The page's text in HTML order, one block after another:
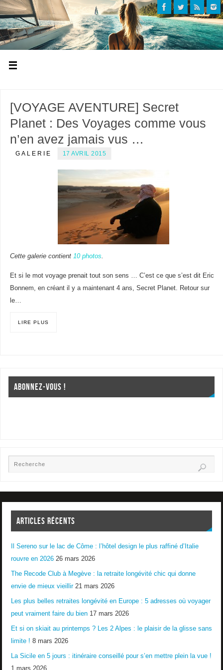
[VOYAGE AVENTURE] Secret
Planet : Des Voyages comme vous
n’en avez jamais vus …
GALERIE 17 AVRIL 2015
Cette galerie contient 10 photos.
Et si le mot voyage prenait tout son sens … C’est ce que s’est dit Eric
Bonnem, en créant il y a maintenant 4 ans, Secret Planet. Retour sur
le…
LIRE PLUS
ABONNEZ-VOUS !
ARTICLES RÉCENTS
Il Sereno sur le lac de Côme : l’hôtel design le plus raffiné d’Italie
rouvre en 2026 26 mars 2026
The Recode Club à Megève : la retraite longévité chic qui donne
envie de mieux vieillir 21 mars 2026
Les plus belles retraites longévité en Europe : 5 adresses où voyager
peut vraiment faire du bien 17 mars 2026
Et si on skiait au printemps ? Les 2 Alpes : le plaisir de la glisse sans
limite ! 8 mars 2026
La Sicile en 5 jours : itinéraire conseillé pour s’en mettre plein la vue !
1 mars 2026